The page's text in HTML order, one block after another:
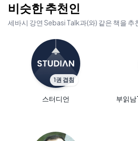
비슷한 추천인
세바시 강연 Sebasi Talk과(와) 같은 책을 추
1권 겹침
스터디언
부읽